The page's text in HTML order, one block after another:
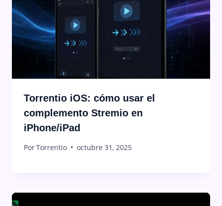
Torrentio iOS: cómo usar el
complemento Stremio en
iPhone/iPad
PorTorrentio octubre 31, 2025